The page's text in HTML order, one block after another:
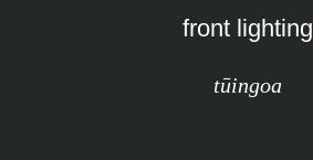
front lighting
tūingoa